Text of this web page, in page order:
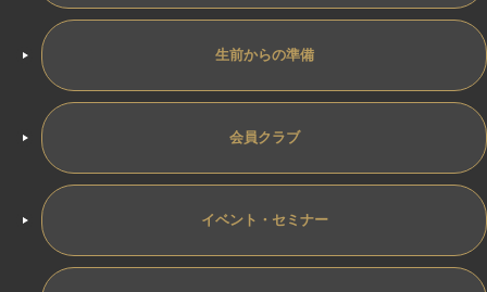
生前からの準備
会員クラブ
イベント・セミナー